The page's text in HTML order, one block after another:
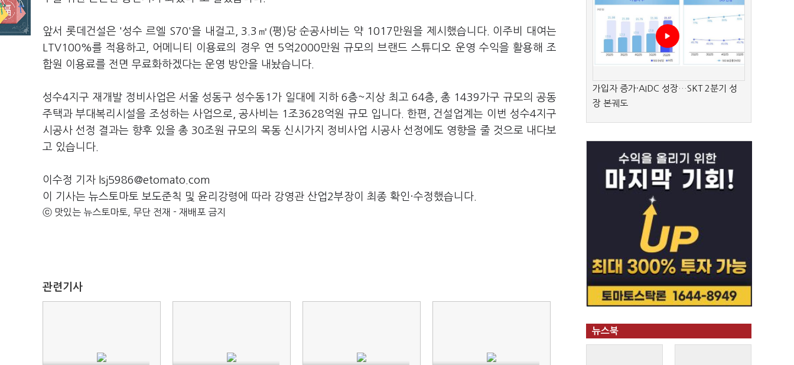
앞서 롯데건설은 '성수 르엘 S70'을 내걸고, 3.3㎡(평)당 순공사비는 약 1017만원을 제시했습니다. 이주비 대여는
LTV100%를 적용하고, 어메니티 이용료의 경우 연 5억2000만원 규모의 브랜드 스튜디오 운영 수익을 활용해 조
합원 이용료를 전면 무료화하겠다는 운영 방안을 내놨습니다.
성수4지구 재개발 정비사업은 서울 성동구 성수동1가 일대에 지하 6층~지상 최고 64층, 총 1439가구 규모의 공동
주택과 부대복리시설을 조성하는 사업으로, 공사비는 1조3628억원 규모 입니다. 한편, 건설업계는 이번 성수4지구
시공사 선정 결과는 향후 있을 총 30조원 규모의 목동 신시가지 정비사업 시공사 선정에도 영향을 줄 것으로 내다보
고 있습니다.
이수정 기자 lsj5986@etomato.com
이 기사는 뉴스토마토 보도준칙 및 윤리강령에 따라 강영관 산업2부장이 최종 확인·수정했습니다.
ⓒ 맛있는 뉴스토마토, 무단 전재 - 재배포 금지
관련기사
가입자 증가·AIDC 성장…SKT 2분기 성
장 본궤도
뉴스북